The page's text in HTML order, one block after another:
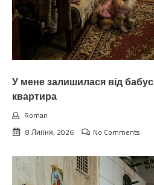
У мене залишилася від
квартира
Roman
8 Липня, 2026
No Comments